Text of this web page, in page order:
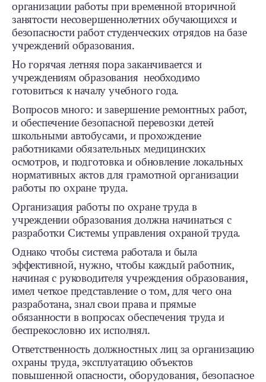
организации работы при временной вторичной
занятости несовершеннолетних обучающихся и
безопасности работ студенческих отрядов на базе
учреждений образования.
Но горячая летняя пора заканчивается и
учреждениям образования необходимо
готовиться к началу учебного года.
Вопросов много: и завершение ремонтных работ,
и обеспечение безопасной перевозки детей
школьными автобусами, и прохождение
работниками обязательных медицинских
осмотров, и подготовка и обновление локальных
нормативных актов для грамотной организации
работы по охране труда.
Организация работы по охране труда в
учреждении образования должна начинаться с
разработки Системы управления охраной труда.
Однако чтобы система работала и была
эффективной, нужно, чтобы каждый работник,
начиная с руководителя учреждения образования,
имел четкое представление о том, для чего она
разработана, знал свои права и прямые
обязанности в вопросах обеспечения труда и
беспрекословно их исполнял.
Ответственность должностных лиц за организацию
охраны труда, эксплуатацию объектов
повышенной опасности, оборудования, безопасное